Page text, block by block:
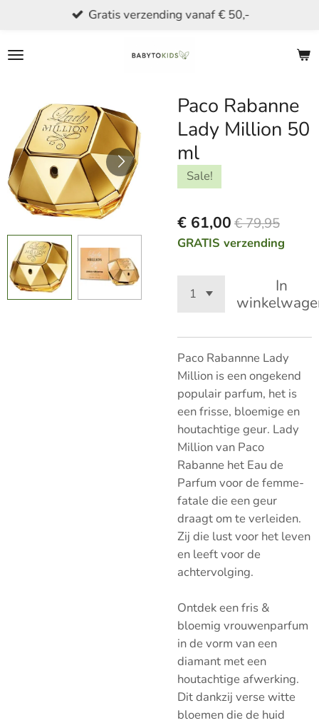
naar
Gratis verzending vanaf € 50,-
Paco Rabanne
Lady Million 50
ml
Sale!
€ 61,00€ 79,95
GRATIS verzending
In
Paco Rabannne Lady
Million is een ongekend
populair parfum, het is
een frisse, bloemige en
houtachtige geur. Lady
Million van Paco
Rabanne het Eau de
Parfum voor de femme-
fatale die een geur
draagt om te verleiden.
Zij die lust voor het leven
en leeft voor de
achtervolging.
Ontdek een fris &
bloemig vrouwenparfum
in de vorm van een
diamant met een
houtachtige afwerking.
Dit dankzij verse witte
bloemen die de huid